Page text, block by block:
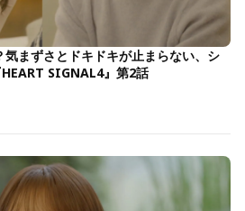
まずさとドキドキが止まらない、シ
SIGNAL4』第2話